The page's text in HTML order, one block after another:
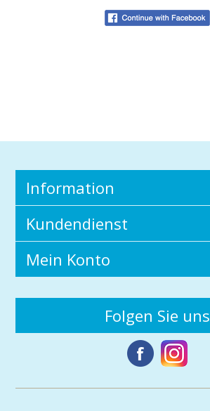
Information
Kundendienst
Mein Konto
Folgen Sie uns